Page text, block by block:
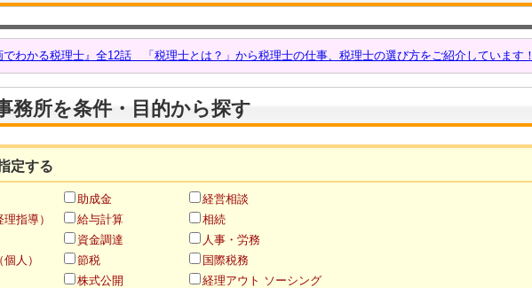
でわかる税理士』全12話 「税理士とは？」から税理士の仕事、税理士の選び方をご紹介しています！
務所を条件・目的から探す
定する
指導）
人）
助成金
給与計算
資金調達
節税
株式公開
経営相談
相続
人事・労務
国際税務
経理アウト ソーシング